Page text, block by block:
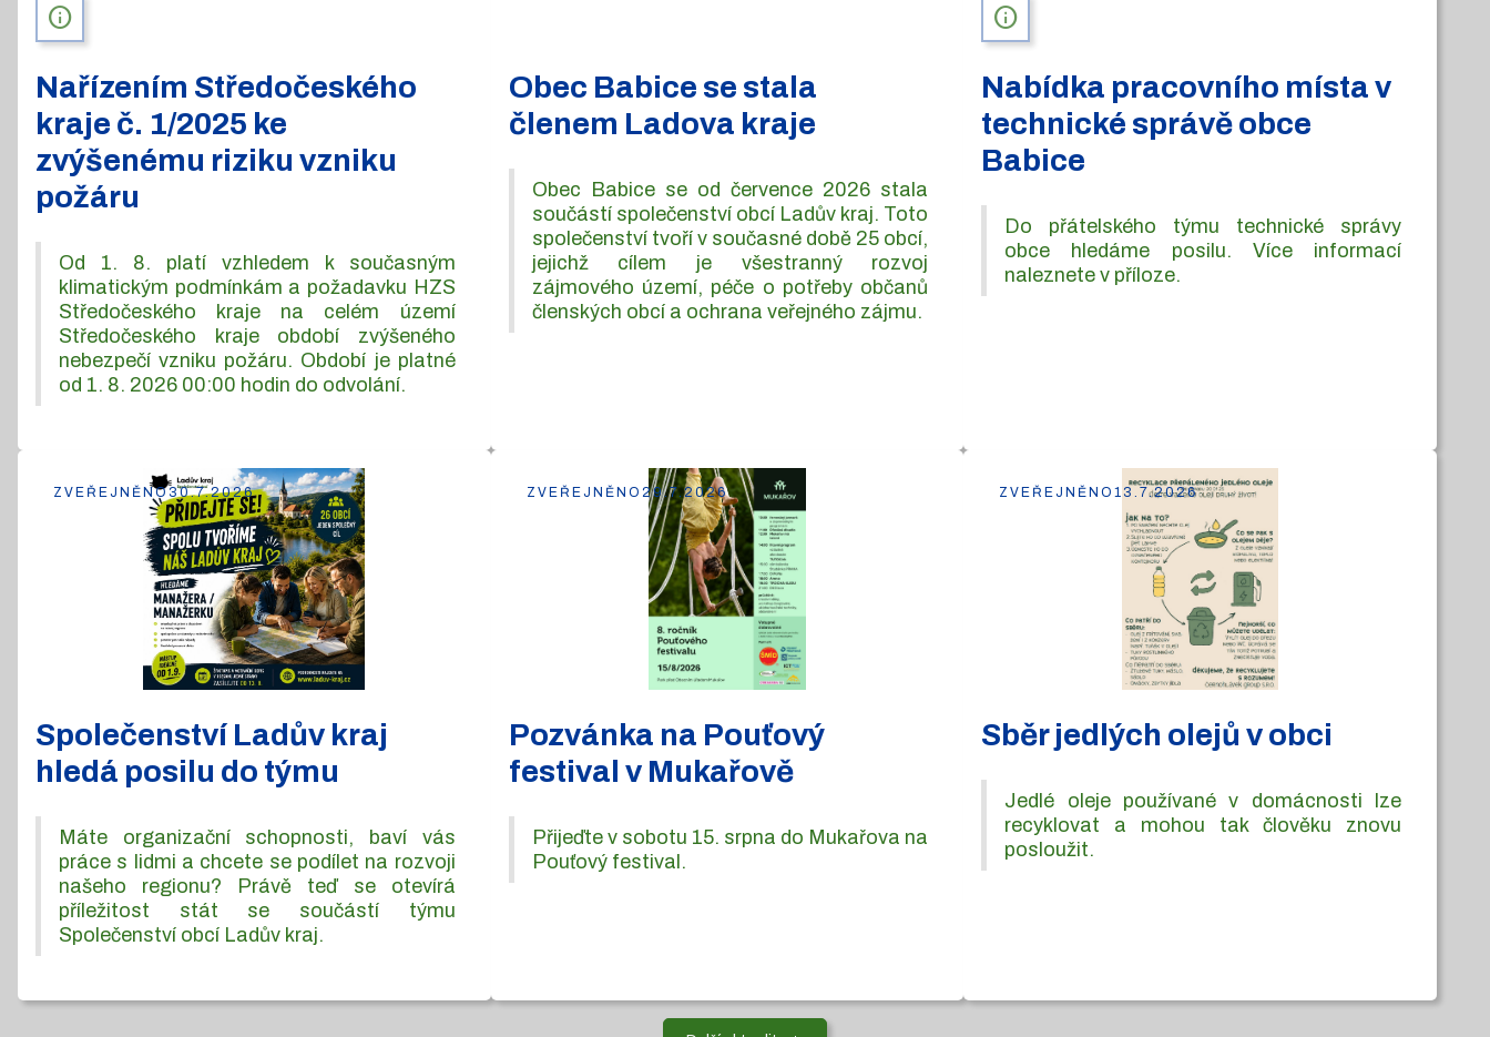
info
Nařízením Středočeského
kraje č. 1/2025 ke
zvýšenému riziku vzniku
požáru
Od 1. 8. platí vzhledem k současným
klimatickým podmínkám a požadavku HZS
Středočeského kraje na celém území
Středočeského kraje období zvýšeného
nebezpečí vzniku požáru. Období je platné
od 1. 8. 2026 00:00 hodin do odvolání.
Obec Babice se stala
členem Ladova kraje
Obec Babice se od července 2026 stala
součástí společenství obcí Ladův kraj. Toto
společenství tvoří v současné době 25 obcí,
jejichž cílem je všestranný rozvoj
zájmového území, péče o potřeby občanů
členských obcí a ochrana veřejného zájmu.
info
Nabídka pracovního místa v
technické správě obce
Babice
Do přátelského týmu technické správy
obce hledáme posilu. Více informací
naleznete v příloze.
Společenství Ladův kraj
hledá posilu do týmu
Máte organizační schopnosti, baví vás
práce s lidmi a chcete se podílet na rozvoji
našeho regionu? Právě teď se otevírá
příležitost stát se součástí týmu
Společenství obcí Ladův kraj.
ZVEŘEJNĚNO 30.7.2026
Pozvánka na Pouťový
festival v Mukařově
Přijeďte v sobotu 15. srpna do Mukařova na
Pouťový festival.
ZVEŘEJNĚNO 29.7.2026
Sběr jedlých olejů v obci
Jedlé oleje používané v domácnosti lze
recyklovat a mohou tak člověku znovu
posloužit.
ZVEŘEJNĚNO13.7.2026